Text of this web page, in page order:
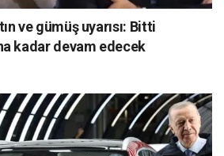
ve gümüş uyarısı: Bitti
kadar devam edecek